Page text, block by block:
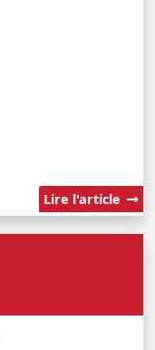
Lire l'article